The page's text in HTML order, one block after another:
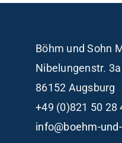
Böhm und Sohn
Nibelungenstr. 3a
86152 Augsburg
+49 (0)821 50 28
info@boehm-